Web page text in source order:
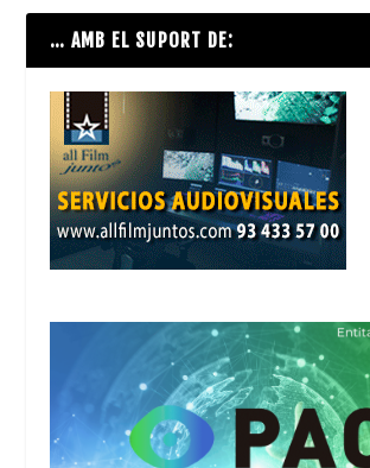
… AMB EL SUPORT DE: